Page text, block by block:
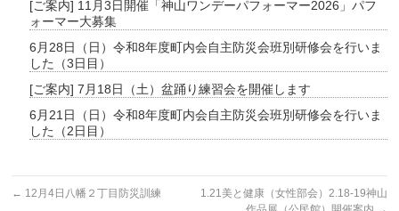
[ご案内] 11月3日開催「神山ワンデーパフォーマー2026」パフ
ォーマー大募集
6月28日（日）令和8年度町内会自主防災会班別研修会を行いま
した（3日目）
[ご案内] 7月18日（土）盆踊り練習会を開催します
6月21日（日）令和8年度町内会自主防災会班別研修会を行いま
した（2日目）
← 12月4日八幡２丁目防災訓練
1.21美と健康（女性部会）2.18-19神山